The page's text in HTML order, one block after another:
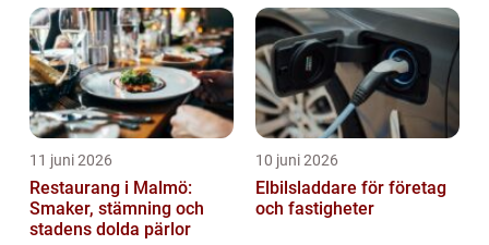
11 juni 2026
Restaurang i Malmö:
Smaker, stämning och
stadens dolda pärlor
10 juni 2026
Elbilsladdare för företag
och fastigheter